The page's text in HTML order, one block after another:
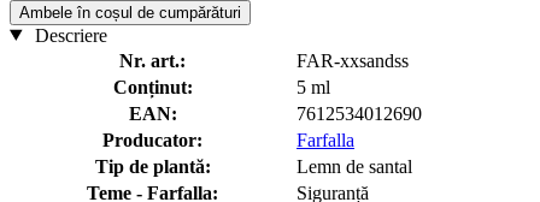
Ambele în coșul de cumpărături
Descriere
Nr. art.:
FAR-xxsandss
Conținut:
5 ml
EAN:
7612534012690
Producator:
Farfalla
Tip de plantă:
Lemn de santal
Teme - Farfalla:
Siguranță